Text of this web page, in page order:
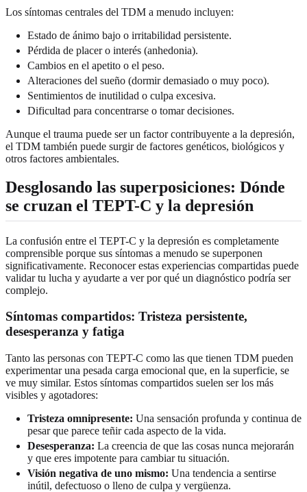
Los síntomas centrales del TDM a menudo incluyen:
Estado de ánimo bajo o irritabilidad persistente.
Pérdida de placer o interés (anhedonia).
Cambios en el apetito o el peso.
Alteraciones del sueño (dormir demasiado o muy poco).
Sentimientos de inutilidad o culpa excesiva.
Dificultad para concentrarse o tomar decisiones.
Aunque el trauma puede ser un factor contribuyente a la depresión,
el TDM también puede surgir de factores genéticos, biológicos y
otros factores ambientales.
Desglosando las superposiciones: Dónde
se cruzan el TEPT-C y la depresión
La confusión entre el TEPT-C y la depresión es completamente
comprensible porque sus síntomas a menudo se superponen
significativamente. Reconocer estas experiencias compartidas puede
validar tu lucha y ayudarte a ver por qué un diagnóstico podría ser
complejo.
Síntomas compartidos: Tristeza persistente,
desesperanza y fatiga
Tanto las personas con TEPT-C como las que tienen TDM pueden
experimentar una pesada carga emocional que, en la superficie, se
ve muy similar. Estos síntomas compartidos suelen ser los más
visibles y agotadores:
Tristeza omnipresente: Una sensación profunda y continua de
pesar que parece teñir cada aspecto de la vida.
Desesperanza: La creencia de que las cosas nunca mejorarán
y que eres impotente para cambiar tu situación.
Visión negativa de uno mismo: Una tendencia a sentirse
inútil, defectuoso o lleno de culpa y vergüenza.